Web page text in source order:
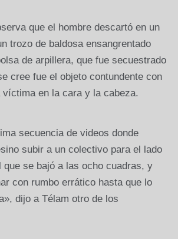
que el hombre descartó en un
trozo de baldosa ensangrentado
de arpillera, que fue secuestrado
cree fue el objeto contundente con
víctima en la cara y la cabeza.
secuencia de videos donde
subir a un colectivo para el lado
que se bajó a las ocho cuadras, y
con rumbo errático hasta que lo
dijo a Télam otro de los